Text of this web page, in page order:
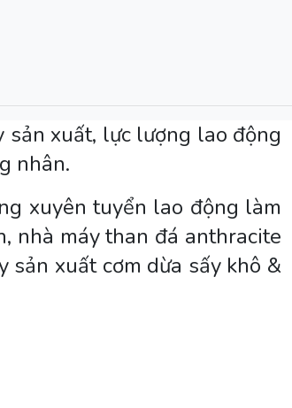
xuất, lực lượng lao động
nhân.
xuyên tuyển lao động làm
nhà máy than đá anthracite
sản xuất cơm dừa sấy khô &